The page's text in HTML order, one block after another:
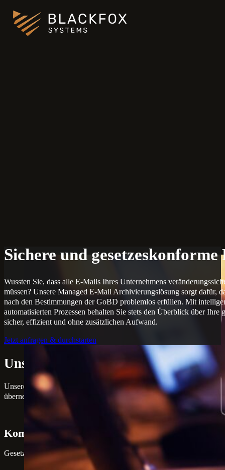
Sichere und
Wussten Sie, dass alle E-Mails Ihres Unternehmens
müssen? Unsere Managed E-Mail Archivierungslösung sorgt dafür,
nach den Bestimmungen der GoBD problemlos erfüllen. Mit
automatisierten Prozessen behalten Sie stets den Überblick über
sicher, effizient und ohne zusätzlichen Aufwand.
Jetzt anfragen & durchstarten
Unsere Managed E-Mail
Unsere Managed E-Mail Archivierung bietet Ihnen eine
übernehmen wir alle Schritte, sodass Sie sich auf Ihr Kerngeschäft
Komplettlösung zum monatlichen Festpreis
Gesetzeskonforme E-Mail Archivierung ohne versteckte Kosten.